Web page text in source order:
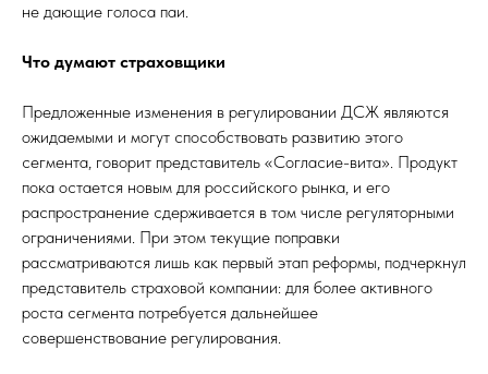
не дающие голоса паи.
Что думают страховщики
Предложенные изменения в регулировании ДСЖ являются
ожидаемыми и могут способствовать развитию этого
сегмента, говорит представитель «Согласие-вита». Продукт
пока остается новым для российского рынка, и его
распространение сдерживается в том числе регуляторными
ограничениями. При этом текущие поправки
рассматриваются лишь как первый этап реформы, подчеркнул
представитель страховой компании: для более активного
роста сегмента потребуется дальнейшее
совершенствование регулирования.